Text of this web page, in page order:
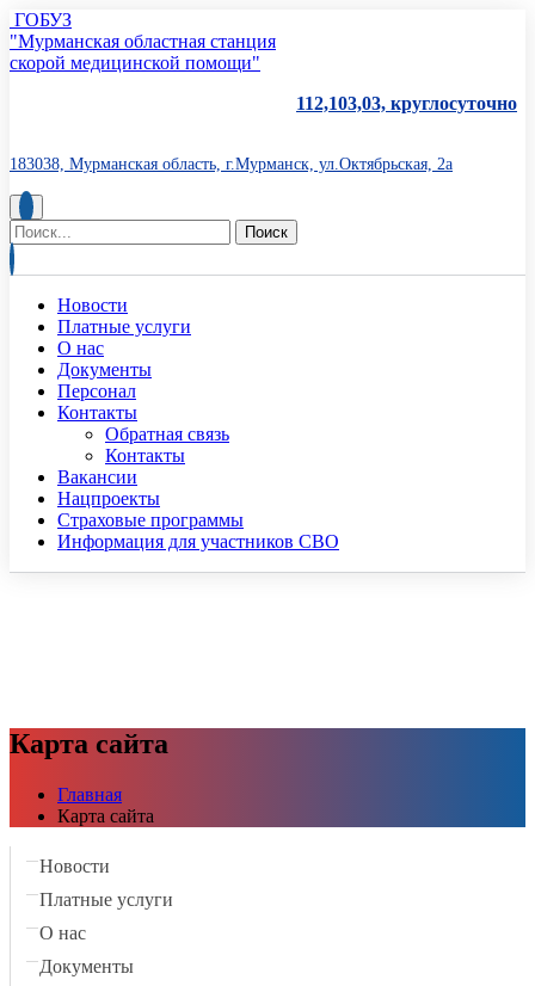
ГОБУЗ
"Мурманская областная станция
скорой медицинской помощи"
112,103,03, круглосуточно
183038, Мурманская область, г.Мурманск, ул.Октябрьская, 2а
Новости
Платные услуги
О нас
Документы
Персонал
Контакты
Обратная связь
Контакты
Вакансии
Нацпроекты
Страховые программы
Информация для участников СВО
Карта сайта
Главная
Карта сайта
Новости
Платные услуги
О нас
Документы